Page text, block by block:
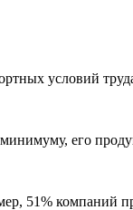
условий
его
51% компаний